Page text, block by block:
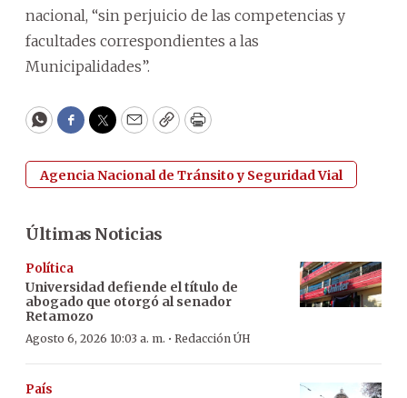
nacional, “sin perjuicio de las competencias y
facultades correspondientes a las
Municipalidades”.
WhatsApp
Facebook
Twitter
EmailCopyPrint
Agencia Nacional de Tránsito y Seguridad Vial
Últimas Noticias
Política
Universidad defiende el título de
abogado que otorgó al senador
Retamozo
Agosto 6, 2026 10:03 a. m. · Redacción ÚH
País